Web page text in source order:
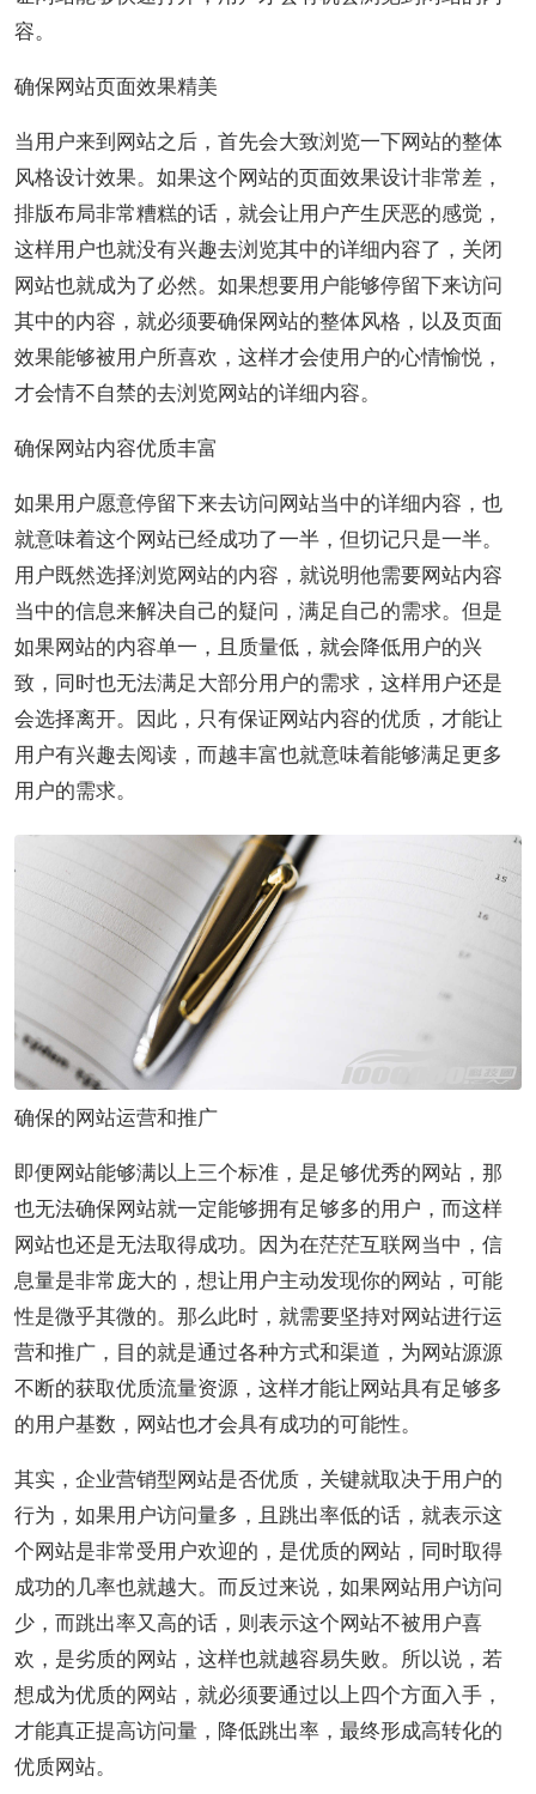
容。
确保网站页面效果精美
当用户来到网站之后，首先会大致浏览一下网站的整体
风格设计效果。如果这个网站的页面效果设计非常差，
排版布局非常糟糕的话，就会让用户产生厌恶的感觉，
这样用户也就没有兴趣去浏览其中的详细内容了，关闭
网站也就成为了必然。如果想要用户能够停留下来访问
其中的内容，就必须要确保网站的整体风格，以及页面
效果能够被用户所喜欢，这样才会使用户的心情愉悦，
才会情不自禁的去浏览网站的详细内容。
确保网站内容优质丰富
如果用户愿意停留下来去访问网站当中的详细内容，也
就意味着这个网站已经成功了一半，但切记只是一半。
用户既然选择浏览网站的内容，就说明他需要网站内容
当中的信息来解决自己的疑问，满足自己的需求。但是
如果网站的内容单一，且质量低，就会降低用户的兴
致，同时也无法满足大部分用户的需求，这样用户还是
会选择离开。因此，只有保证网站内容的优质，才能让
用户有兴趣去阅读，而越丰富也就意味着能够满足更多
用户的需求。
确保的网站运营和推广
即便网站能够满以上三个标准，是足够优秀的网站，那
也无法确保网站就一定能够拥有足够多的用户，而这样
网站也还是无法取得成功。因为在茫茫互联网当中，信
息量是非常庞大的，想让用户主动发现你的网站，可能
性是微乎其微的。那么此时，就需要坚持对网站进行运
营和推广，目的就是通过各种方式和渠道，为网站源源
不断的获取优质流量资源，这样才能让网站具有足够多
的用户基数，网站也才会具有成功的可能性。
其实，企业营销型网站是否优质，关键就取决于用户的
行为，如果用户访问量多，且跳出率低的话，就表示这
个网站是非常受用户欢迎的，是优质的网站，同时取得
成功的几率也就越大。而反过来说，如果网站用户访问
少，而跳出率又高的话，则表示这个网站不被用户喜
欢，是劣质的网站，这样也就越容易失败。所以说，若
想成为优质的网站，就必须要通过以上四个方面入手，
才能真正提高访问量，降低跳出率，最终形成高转化的
优质网站。